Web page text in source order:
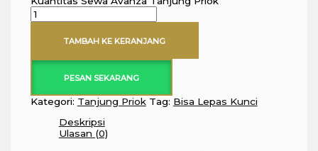
TAMBAH KE KERANJANG
PESAN SEKARANG
Kategori: Tanjung Priok Tag: Bisa Lepas Kunci
Deskripsi
Ulasan (0)